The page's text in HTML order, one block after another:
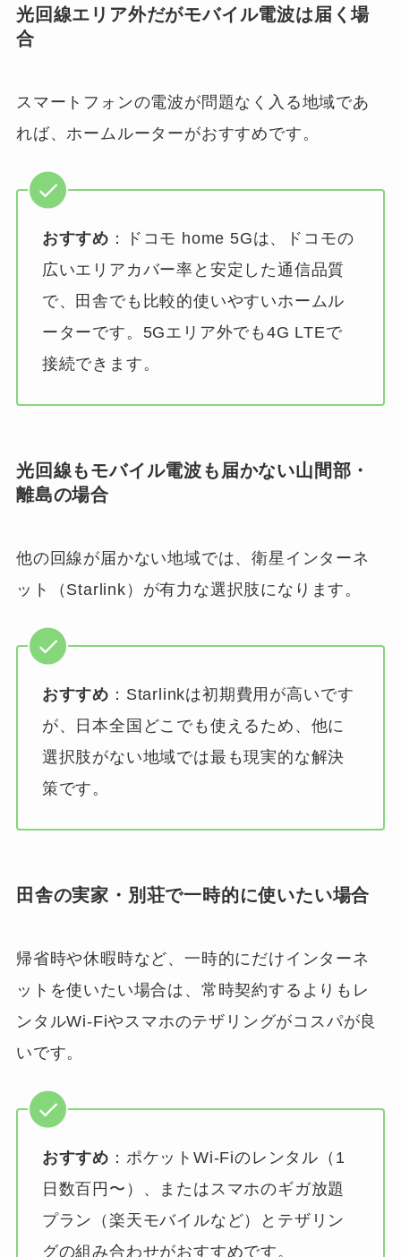
光回線エリア外だがモバイル電波は届く場
合
スマートフォンの電波が問題なく入る地域であ
れば、ホームルーターがおすすめです。
おすすめ ：ドコモ home 5Gは、ドコモの
広いエリアカバー率と安定した通信品質
で、田舎でも比較的使いやすいホームル
ーターです。5Gエリア外でも4G LTEで
接続できます。
光回線もモバイル電波も届かない山間部・
離島の場合
他の回線が届かない地域では、衛星インターネ
ット（Starlink）が有力な選択肢になります。
おすすめ ：Starlinkは初期費用が高いです
が、日本全国どこでも使えるため、他に
選択肢がない地域では最も現実的な解決
策です。
田舎の実家・別荘で一時的に使いたい場合
帰省時や休暇時など、一時的にだけインターネ
ットを使いたい場合は、常時契約するよりもレ
ンタルWi-Fiやスマホのテザリングがコスパが良
いです。
おすすめ ：ポケットWi-Fiのレンタル（1
日数百円〜）、またはスマホのギガ放題
プラン（楽天モバイルなど）とテザリン
グの組み合わせがおすすめです。